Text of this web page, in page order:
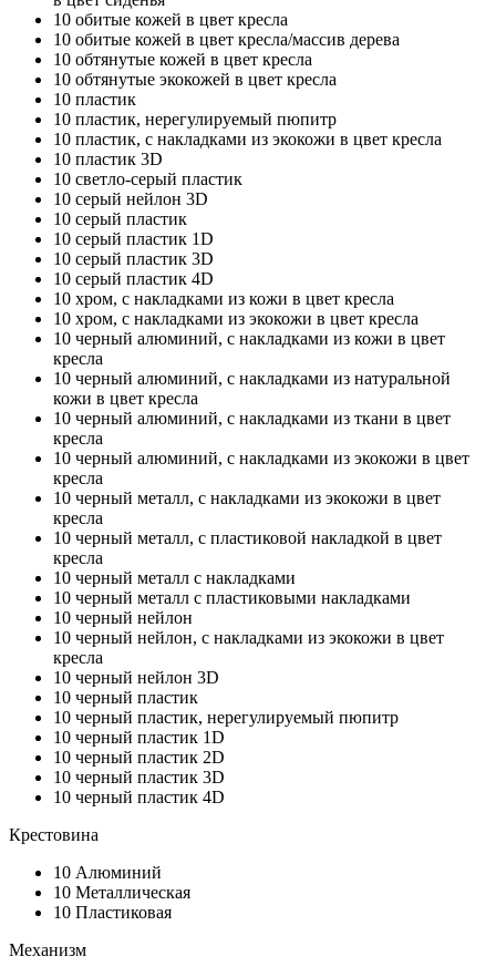
10 обитые кожей в цвет кресла
10 обитые кожей в цвет кресла/массив дерева
10 обтянутые кожей в цвет кресла
10 обтянутые экокожей в цвет кресла
10 пластик
10 пластик, нерегулируемый пюпитр
10 пластик, с накладками из экокожи в цвет кресла
10 пластик 3D
10 светло-серый пластик
10 серый нейлон 3D
10 серый пластик
10 серый пластик 1D
10 серый пластик 3D
10 серый пластик 4D
10 хром, с накладками из кожи в цвет кресла
10 хром, с накладками из экокожи в цвет кресла
10 черный алюминий, с накладками из кожи в цвет
кресла
10 черный алюминий, с накладками из натуральной
кожи в цвет кресла
10 черный алюминий, с накладками из ткани в цвет
кресла
10 черный алюминий, с накладками из экокожи в цвет
кресла
10 черный металл, с накладками из экокожи в цвет
кресла
10 черный металл, с пластиковой накладкой в цвет
кресла
10 черный металл с накладками
10 черный металл с пластиковыми накладками
10 черный нейлон
10 черный нейлон, с накладками из экокожи в цвет
кресла
10 черный нейлон 3D
10 черный пластик
10 черный пластик, нерегулируемый пюпитр
10 черный пластик 1D
10 черный пластик 2D
10 черный пластик 3D
10 черный пластик 4D
Крестовина
10 Алюминий
10 Металлическая
10 Пластиковая
Механизм